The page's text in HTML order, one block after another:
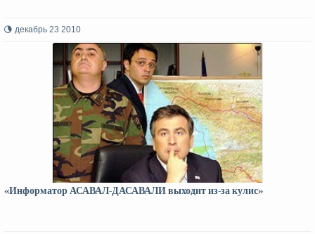
декабрь 23 2010
«Информатор АСАВАЛ-ДАСАВАЛИ выходит из-за кулис»